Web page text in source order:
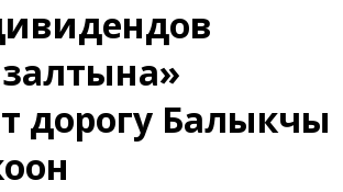
дорогу Балыкчы